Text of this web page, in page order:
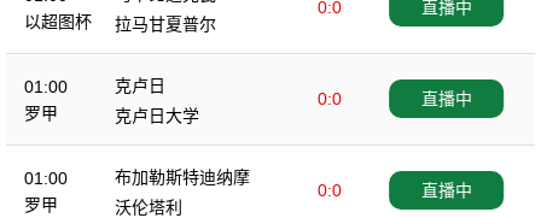
以超图杯
0:0
拉马甘夏普尔
直播中
01:00
罗甲
克卢日
0:0
克卢日大学
直播中
01:00
罗甲
布加勒斯特迪纳摩
0:0
沃伦塔利
直播中